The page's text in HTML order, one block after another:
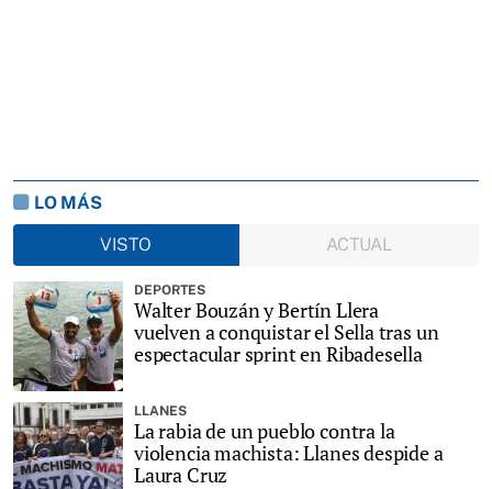
LO MÁS
VISTO
ACTUAL
DEPORTES
Walter Bouzán y Bertín Llera
vuelven a conquistar el Sella tras un
espectacular sprint en Ribadesella
LLANES
La rabia de un pueblo contra la
violencia machista: Llanes despide a
Laura Cruz